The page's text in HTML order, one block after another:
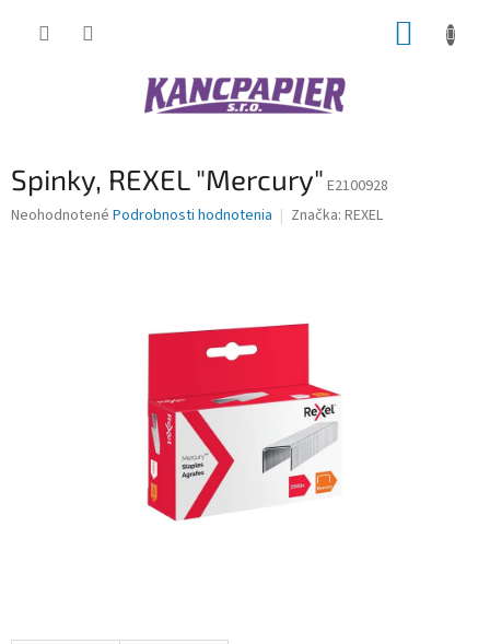
Spinky, REXEL "Mercury" E2100928
Priemerné
Neohodnotené Podrobnosti hodnotenia Značka: REXEL